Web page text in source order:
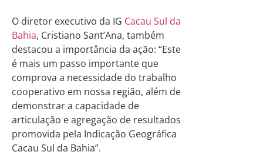
O diretor executivo da IG Cacau Sul da
Bahia, Cristiano Sant’Ana, também
destacou a importância da ação: “Este
é mais um passo importante que
comprova a necessidade do trabalho
cooperativo em nossa região, além de
demonstrar a capacidade de
articulação e agregação de resultados
promovida pela Indicação Geográfica
Cacau Sul da Bahia”.